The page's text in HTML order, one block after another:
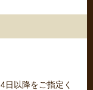
以降をご指定く